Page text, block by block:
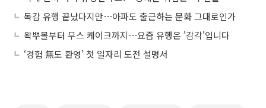
독감 유행 끝났다지만⋯아파도 출근하는 문화 그대로인가
왁뿌볼부터 무스 케이크까지⋯요즘 유행은 '감각'입니다
‘경험 無도 환영’ 첫 일자리 도전 설명서